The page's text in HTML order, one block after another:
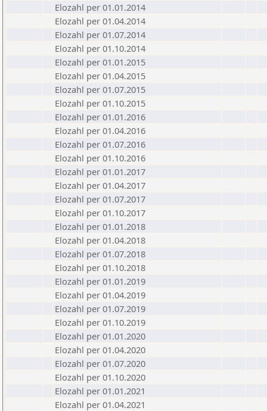
Elozahl per 01.01.2014
Elozahl per 01.04.2014
Elozahl per 01.07.2014
Elozahl per 01.10.2014
Elozahl per 01.01.2015
Elozahl per 01.04.2015
Elozahl per 01.07.2015
Elozahl per 01.10.2015
Elozahl per 01.01.2016
Elozahl per 01.04.2016
Elozahl per 01.07.2016
Elozahl per 01.10.2016
Elozahl per 01.01.2017
Elozahl per 01.04.2017
Elozahl per 01.07.2017
Elozahl per 01.10.2017
Elozahl per 01.01.2018
Elozahl per 01.04.2018
Elozahl per 01.07.2018
Elozahl per 01.10.2018
Elozahl per 01.01.2019
Elozahl per 01.04.2019
Elozahl per 01.07.2019
Elozahl per 01.10.2019
Elozahl per 01.01.2020
Elozahl per 01.04.2020
Elozahl per 01.07.2020
Elozahl per 01.10.2020
Elozahl per 01.01.2021
Elozahl per 01.04.2021